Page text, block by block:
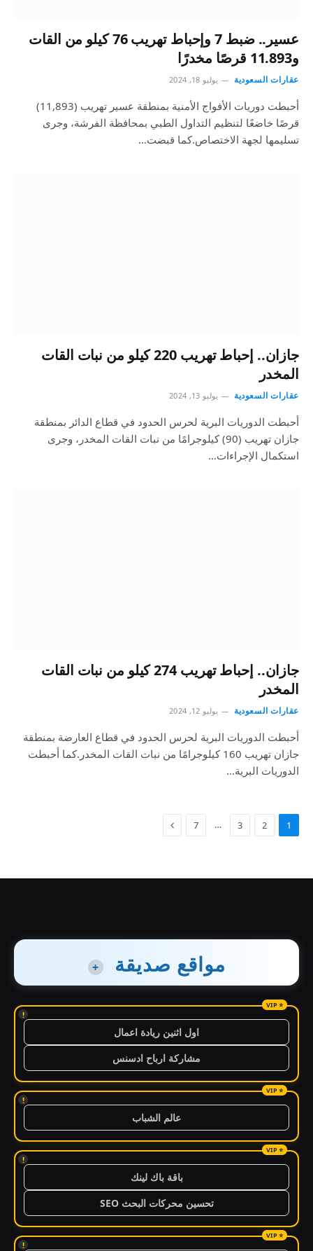
عسير.. ضبط 7 وإحباط تهريب 76 كيلو من القات
و11.893 قرصًا مخدرًا
عقارات السعودية يوليو 18, 2024
أحبطت دوريات الأفواج الأمنية بمنطقة عسير تهريب (11,893)
قرصًا خاضعًا لتنظيم التداول الطبي بمحافظة الفرشة، وجرى
تسليمها لجهة الاختصاص.كما قبضت…
جازان.. إحباط تهريب 220 كيلو من نبات القات
المخدر
عقارات السعودية يوليو 13, 2024
أحبطت الدوريات البرية لحرس الحدود في قطاع الدائر بمنطقة
جازان تهريب (90) كيلوجرامًا من نبات القات المخدر، وجرى
استكمال الإجراءات…
جازان.. إحباط تهريب 274 كيلو من نبات القات
المخدر
عقارات السعودية يوليو 12, 2024
أحبطت الدوريات البرية لحرس الحدود في قطاع العارضة بمنطقة
جازان تهريب 160 كيلوجرامًا من نبات القات المخدر.كما أحبطت
الدوريات البرية…
1
2
3
…
7
مواقع صديقة +
!
اول اثنين ريادة اعمال
مشاركة ارباح ادسنس
!
عالم الشباب
!
باقة باك لينك
تحسين محركات البحث SEO
!